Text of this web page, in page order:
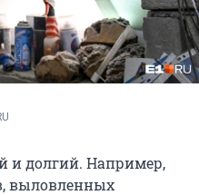
и долгий. Например,
выловленных